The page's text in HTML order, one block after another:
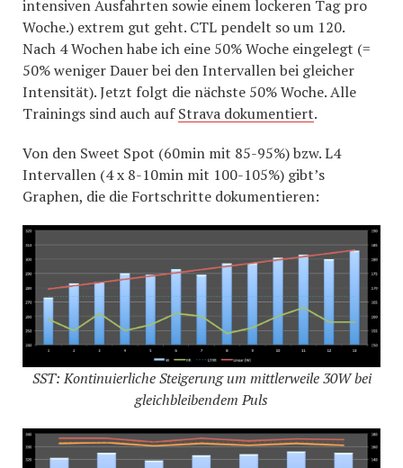
intensiven Ausfahrten sowie einem lockeren Tag pro
Woche.) extrem gut geht. CTL pendelt so um 120.
Nach 4 Wochen habe ich eine 50% Woche eingelegt (=
50% weniger Dauer bei den Intervallen bei gleicher
Intensität). Jetzt folgt die nächste 50% Woche. Alle
Trainings sind auch aufStrava dokumentiert.
Von den Sweet Spot (60min mit 85-95%) bzw. L4
Intervallen (4 x 8-10min mit 100-105%) gibt’s
Graphen, die die Fortschritte dokumentieren:
SST: Kontinuierliche Steigerung um mittlerweile 30W bei
gleichbleibendem Puls